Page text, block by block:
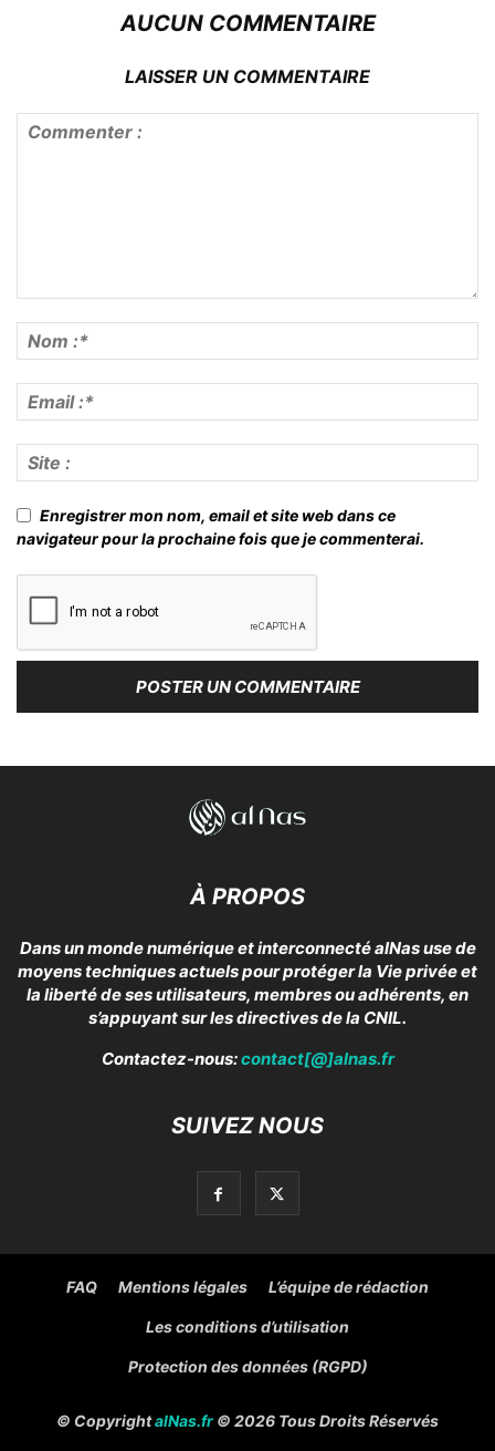
AUCUN COMMENTAIRE
LAISSER UN COMMENTAIRE
Enregistrer mon nom, email et site web dans ce
navigateur pour la prochaine fois que je commenterai.
À PROPOS
Dans un monde numérique et interconnecté alNas use de
moyens techniques actuels pour protéger la Vie privée et
la liberté de ses utilisateurs, membres ou adhérents, en
s’appuyant sur les directives de la CNIL.
Contactez-nous:contact[@]alnas.fr
SUIVEZ NOUS
FAQ Mentions légales L’équipe de rédaction
Les conditions d’utilisation
Protection des données (RGPD)
© CopyrightalNas.fr © 2026 Tous Droits Réservés